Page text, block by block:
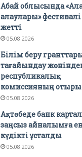
Абай облысында
алаулары»
жетті
05.08.2026
Білім беру
тағайындау
республикалық
комиссияның
05.08.2026
Ақтөбеде банк
заңсыз айналымға
күдікті ұсталды
05.08.2026